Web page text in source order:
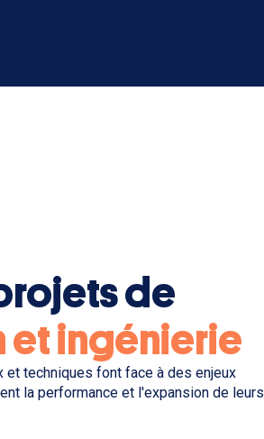
de
et ingénierie
et techniques font face à des enjeux
la performance et l'expansion de leurs